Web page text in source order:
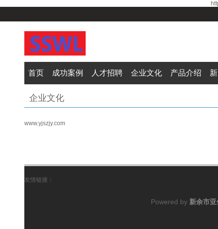
首页 成功案例 人才招聘 企业文化 产品介绍
企业文化
www.yjszjy.com
友情链接：
Powered by 新余市